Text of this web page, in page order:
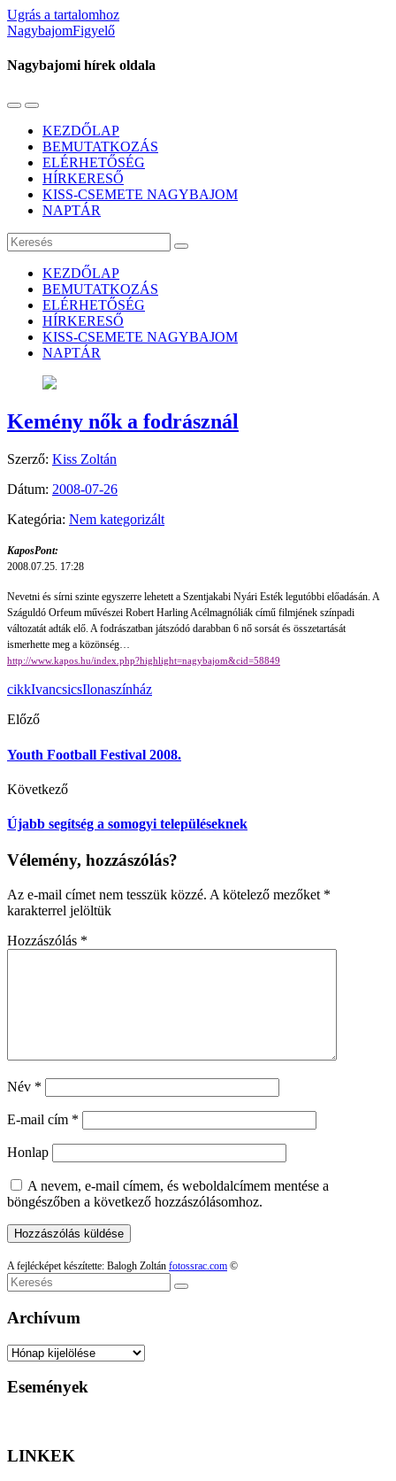
Ugrás a tartalomhoz
NagybajomFigyelő
Nagybajomi hírek oldala
Váltás
mobil
menüre
Használja
keresés
mezőt
KEZDŐLAP
BEMUTATKOZÁS
ELÉRHETŐSÉG
HÍRKERESŐ
KISS-CSEMETE NAGYBAJOM
NAPTÁR
Keresés
KEZDŐLAP
BEMUTATKOZÁS
ELÉRHETŐSÉG
HÍRKERESŐ
KISS-CSEMETE NAGYBAJOM
NAPTÁR
Kemény nők a fodrásznál
Szerző: Kiss Zoltán
Dátum: 2008-07-26
Kategória: Nem kategorizált
KaposPont:
2008.07.25. 17:28
Nevetni és sírni szinte egyszerre lehetett a Szentjakabi Nyári Esték legutóbbi előadásán. A
Száguldó Orfeum művészei Robert Harling Acélmagnóliák című filmjének színpadi
változatát adták elő. A fodrászatban játszódó darabban 6 nő sorsát és összetartását
ismerhette meg a közönség…
http://www.kapos.hu/index.php?highlight=nagybajom&cid=58849
cikkIvancsicsIlonaszínház
Előző
Youth Football Festival 2008.
Következő
Újabb segítség a somogyi településeknek
Vélemény, hozzászólás?
Az e-mail címet nem tesszük közzé. A kötelező mezőket *
karakterrel jelöltük
Hozzászólás *
Név *
E-mail cím *
Honlap
A nevem, e-mail címem, és weboldalcímem mentése a
böngészőben a következő hozzászólásomhoz.
A fejlécképet készítette: Balogh Zoltán fotossrac.com ©
Keresés
Archívum
Archívum
Események
LINKEK